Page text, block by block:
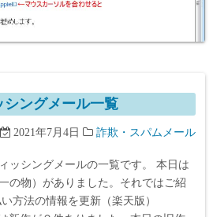
ングメール一覧
2021年7月4日 詐欺・スパムメール
ッシングメールの一覧です。 本日は
の物）がありました。それではご紹
方法の情報を更新（楽天版）